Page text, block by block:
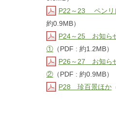
P22～23 ペンリ
約0.9MB）
P24～25 お知ら
① （PDF : 約1.2MB）
P26～27 お知ら
② （PDF : 約0.9MB）
P28 珍百景ほか